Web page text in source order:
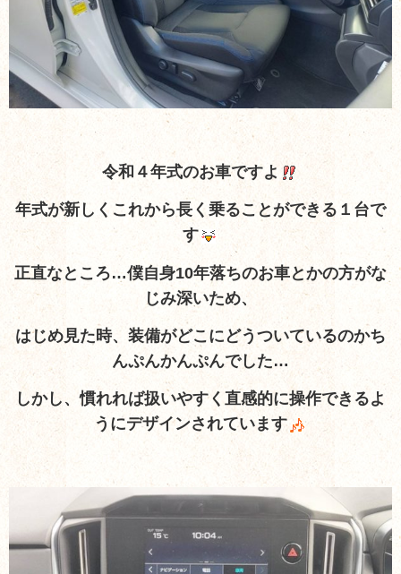
令和４年式のお車ですよ
年式が新しくこれから長く乗ることができる１台で
す
正直なところ…僕自身10年落ちのお車とかの方がな
じみ深いため、
はじめ見た時、装備がどこにどうついているのかち
んぷんかんぷんでした…
しかし、慣れれば扱いやすく直感的に操作できるよ
うにデザインされています